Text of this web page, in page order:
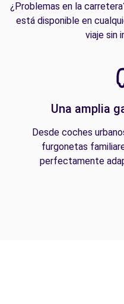
¿Problemas en la
está disponible en
viaje sin
Una amplia
Desde coches
furgonetas
perfectamente